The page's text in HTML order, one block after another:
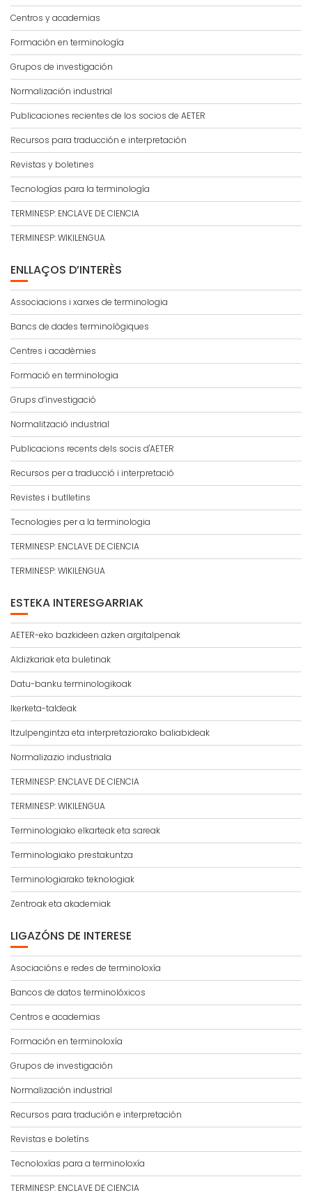
Centros y academias
Formación en terminología
Grupos de investigación
Normalización industrial
Publicaciones recientes de los socios de AETER
Recursos para traducción e interpretación
Revistas y boletines
Tecnologías para la terminología
TERMINESP: ENCLAVE DE CIENCIA
TERMINESP: WIKILENGUA
ENLLAÇOS D’INTERÈS
Associacions i xarxes de terminologia
Bancs de dades terminològiques
Centres i acadèmies
Formació en terminologia
Grups d’investigació
Normalització industrial
Publicacions recents dels socis d'AETER
Recursos per a traducció i interpretació
Revistes i butlletins
Tecnologies per a la terminologia
TERMINESP: ENCLAVE DE CIENCIA
TERMINESP: WIKILENGUA
ESTEKA INTERESGARRIAK
AETER-eko bazkideen azken argitalpenak
Aldizkariak eta buletinak
Datu-banku terminologikoak
Ikerketa-taldeak
Itzulpengintza eta interpretaziorako baliabideak
Normalizazio industriala
TERMINESP: ENCLAVE DE CIENCIA
TERMINESP: WIKILENGUA
Terminologiako elkarteak eta sareak
Terminologiako prestakuntza
Terminologiarako teknologiak
Zentroak eta akademiak
LIGAZÓNS DE INTERESE
Asociacións e redes de terminoloxía
Bancos de datos terminolóxicos
Centros e academias
Formación en terminoloxía
Grupos de investigación
Normalización industrial
Recursos para tradución e interpretación
Revistas e boletíns
Tecnoloxías para a terminoloxía
TERMINESP: ENCLAVE DE CIENCIA